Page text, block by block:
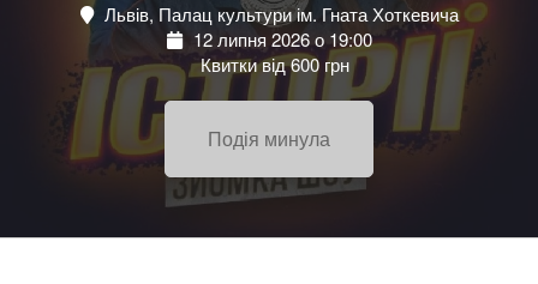
Львів, Палац культури ім. Гната Хоткевича
12 липня 2026 о 19:00
Квитки від 600 грн
Подія минула